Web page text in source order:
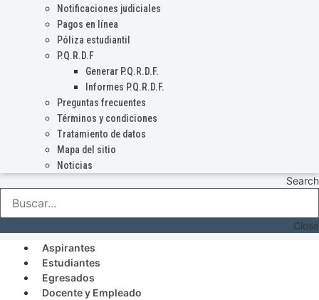
Notificaciones judiciales
Pagos en línea
Póliza estudiantil
P.Q.R.D.F
Generar P.Q.R.D.F.
Informes P.Q.R.D.F.
Preguntas frecuentes
Términos y condiciones
Tratamiento de datos
Mapa del sitio
Noticias
Search
Close
Aspirantes
Estudiantes
Egresados
Docente y Empleado